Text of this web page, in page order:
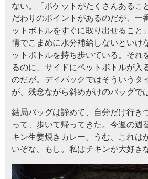
ない。「ポケットがたくさんあるこ
だわりのポイントがあるのだが、一
ットボトルをすぐに取り出せること
情でこまめに水分補給しないといけ
ットボトルを持ち歩いている。それ
るのに、サイドにペットボトルが入
のだが。デイパックではそういうタ
が、残念ながら斜めがけのバッグで
結局バッグは諦めて、自分だけ行き
って、歩いて帰ってきた。今週の週
キン生姜焼きカレー。うむ、これは
いぞな、もし。私はチキンが大好き